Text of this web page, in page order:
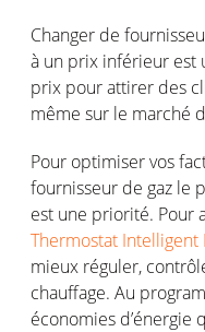
Changer de
à un prix inférieur est
prix pour attirer des
même sur le marché
Pour optimiser vos
fournisseur de gaz le
est une priorité. Pour
Thermostat Intelligent
mieux réguler,
chauffage. Au
économies d’énergie